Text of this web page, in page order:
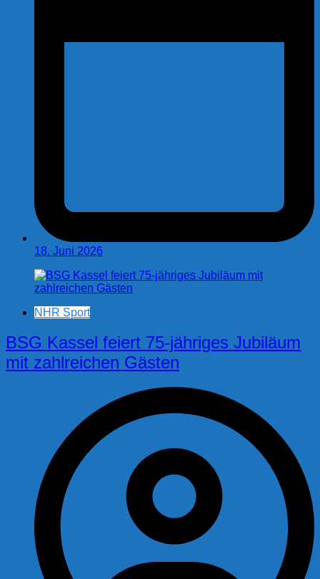
18. Juni 2026
NHR Sport
BSG Kassel feiert 75-jähriges Jubiläum
mit zahlreichen Gästen